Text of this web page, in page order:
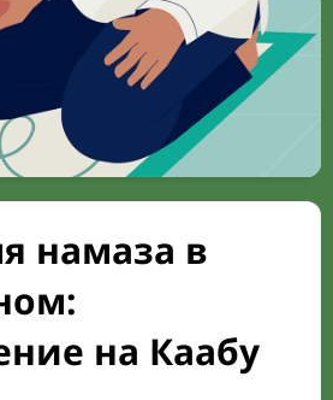
намаза в
на Каабу